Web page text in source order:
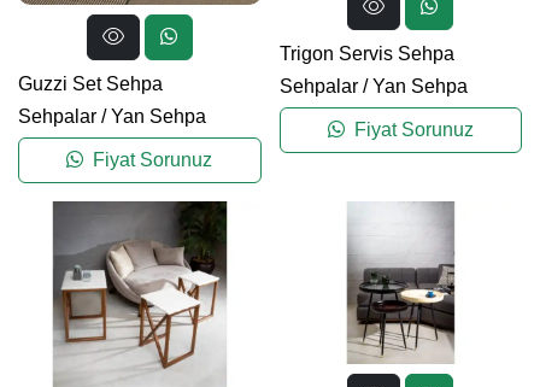
Guzzi Set Sehpa
Sehpalar /Yan Sehpa
Fiyat Sorunuz
Trigon Servis Sehpa
Sehpalar/Yan Sehpa
Fiyat Sorunuz